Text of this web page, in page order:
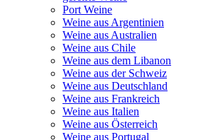
Port Weine
Weine aus Argentinien
Weine aus Australien
Weine aus Chile
Weine aus dem Libanon
Weine aus der Schweiz
Weine aus Deutschland
Weine aus Frankreich
Weine aus Italien
Weine aus Österreich
Weine aus Portugal